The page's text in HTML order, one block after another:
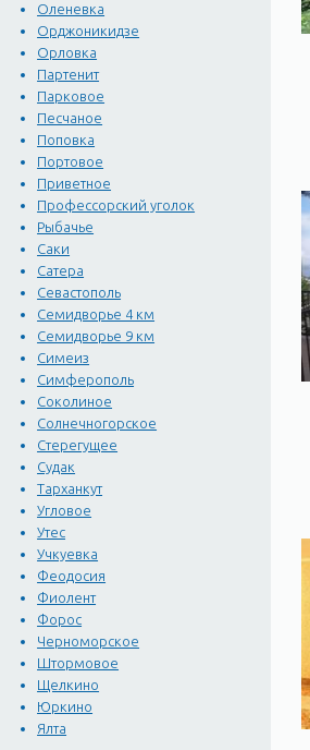
Оленевка
Орджоникидзе
Орловка
Партенит
Парковое
Песчаное
Поповка
Портовое
Приветное
Профессорский уголок
Рыбачье
Саки
Сатера
Севастополь
Семидворье 4 км
Семидворье 9 км
Симеиз
Симферополь
Соколиное
Солнечногорское
Стерегущее
Судак
Тарханкут
Угловое
Утес
Учкуевка
Феодосия
Фиолент
Форос
Черноморское
Штормовое
Щелкино
Юркино
Ялта